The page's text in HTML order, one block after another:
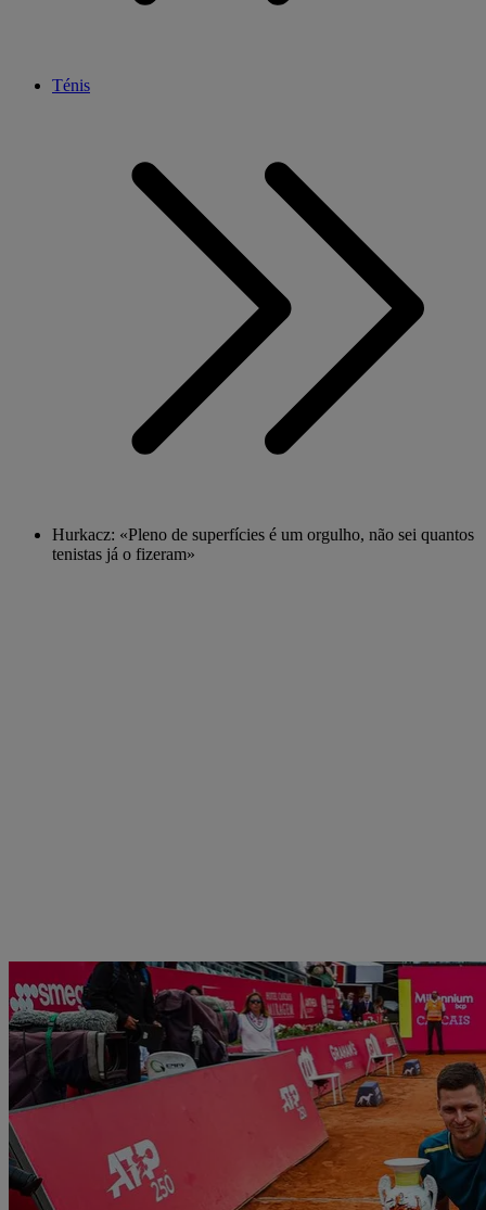
Ténis
Hurkacz: «Pleno de superfícies é um orgulho, não sei quantos
tenistas já o fizeram»